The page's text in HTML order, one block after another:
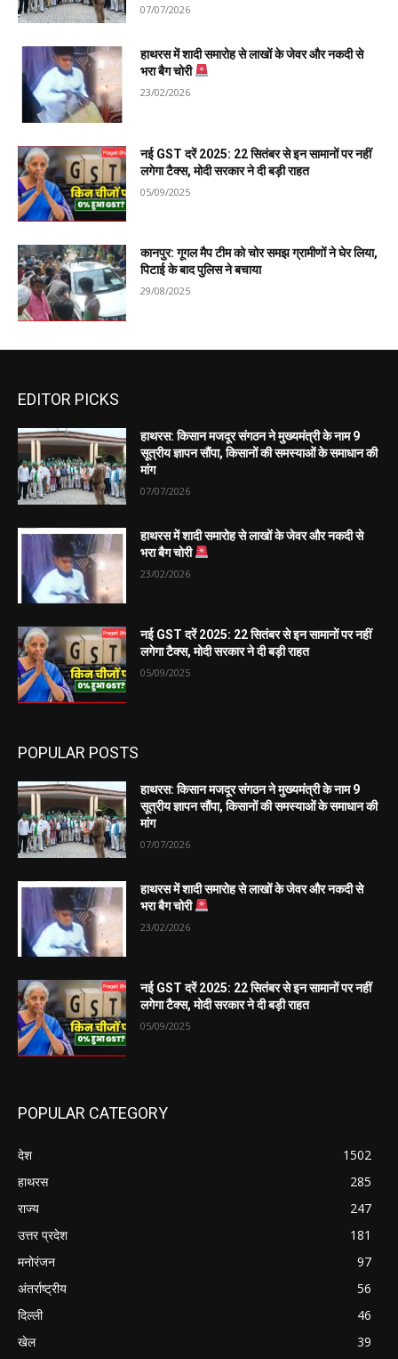
07/07/2026
हाथरस में शादी समारोह से लाखों के जेवर और नकदी से
भरा बैग चोरी
23/02/2026
नई GST दरें 2025: 22 सितंबर से इन सामानों पर नहीं
लगेगा टैक्स, मोदी सरकार ने दी बड़ी राहत
05/09/2025
कानपुर: गूगल मैप टीम को चोर समझ ग्रामीणों ने घेर लिया,
पिटाई के बाद पुलिस ने बचाया
29/08/2025
EDITOR PICKS
हाथरस: किसान मजदूर संगठन ने मुख्यमंत्री के नाम 9
सूत्रीय ज्ञापन सौंपा, किसानों की समस्याओं के समाधान की
मांग
07/07/2026
हाथरस में शादी समारोह से लाखों के जेवर और नकदी से
भरा बैग चोरी
23/02/2026
नई GST दरें 2025: 22 सितंबर से इन सामानों पर नहीं
लगेगा टैक्स, मोदी सरकार ने दी बड़ी राहत
05/09/2025
POPULAR POSTS
हाथरस: किसान मजदूर संगठन ने मुख्यमंत्री के नाम 9
सूत्रीय ज्ञापन सौंपा, किसानों की समस्याओं के समाधान की
मांग
07/07/2026
हाथरस में शादी समारोह से लाखों के जेवर और नकदी से
भरा बैग चोरी
23/02/2026
नई GST दरें 2025: 22 सितंबर से इन सामानों पर नहीं
लगेगा टैक्स, मोदी सरकार ने दी बड़ी राहत
05/09/2025
POPULAR CATEGORY
देश
1502
हाथरस
285
राज्य
247
उत्तर प्रदेश
181
मनोरंजन
97
अंतर्राष्ट्रीय
56
दिल्ली
46
खेल
39